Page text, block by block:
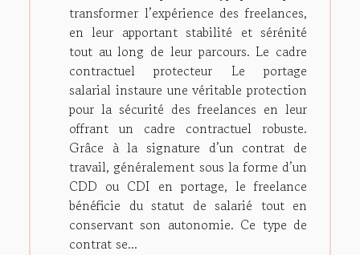
transformer l’expérience des freelances,
en leur apportant stabilité et sérénité
tout au long de leur parcours. Le cadre
contractuel protecteur Le portage
salarial instaure une véritable protection
pour la sécurité des freelances en leur
offrant un cadre contractuel robuste.
Grâce à la signature d’un contrat de
travail, généralement sous la forme d’un
CDD ou CDI en portage, le freelance
bénéficie du statut de salarié tout en
conservant son autonomie. Ce type de
contrat se...